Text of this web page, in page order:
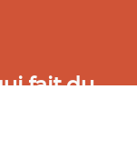
fait du